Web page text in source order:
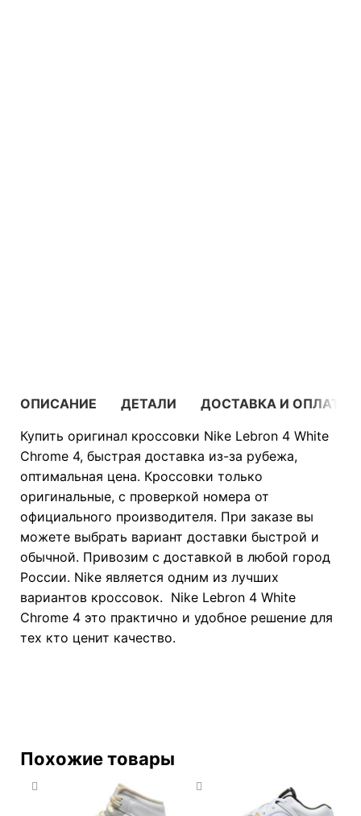
ОПИСАНИЕ ДЕТАЛИ
ДОСТАВКА И ОПЛАТА
Купить оригинал кроссовки Nike Lebron 4 White
Chrome 4, быстрая доставка из-за рубежа,
оптимальная цена. Кроссовки только
оригинальные, с проверкой номера от
официального производителя. При заказе вы
можете выбрать вариант доставки быстрой и
обычной. Привозим с доставкой в любой город
России. Nike является одним из лучших
вариантов кроссовок. Nike Lebron 4 White
Chrome 4 это практично и удобное решение для
тех кто ценит качество.
Похожие товары